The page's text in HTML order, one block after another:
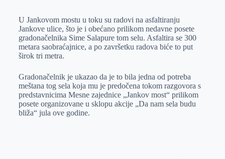
e
r
I
n
s
A
p
a
i
l
U Jankovom mostu u toku su radovi na asfaltiranju
Jankove ulice, što je i obećano prilikom nedavne posete
gradonačelnika Sime Salapure tom selu. Asfaltira se 300
metara saobraćajnice, a po završetku radova biće to put
širok tri metra.
Gradonačelnik je ukazao da je to bila jedna od potreba
meštana tog sela koja mu je predočena tokom razgovora s
predstavnicima Mesne zajednice „Jankov most“ prilikom
posete organizovane u sklopu akcije „Da nam sela budu
bliža“ jula ove godine.